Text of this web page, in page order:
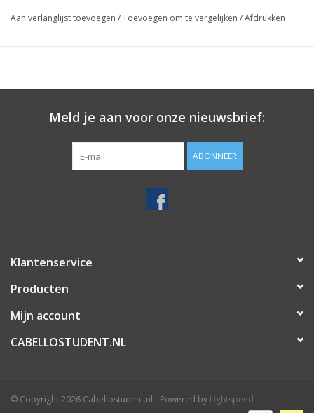
Aan verlanglijst toevoegen /Toevoegen om te vergelijken /Afdrukken
Meld je aan voor onze nieuwsbrief:
ABONNEER
Klantenservice
Producten
Mijn account
CABELLOSTUDENT.NL
© Copyright 2026 Cabellostudent.nl - Powered by Lightspeed